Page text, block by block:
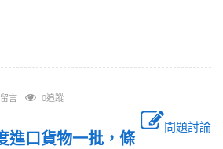
言 0追蹤
問題討論
進口貨物一批，條